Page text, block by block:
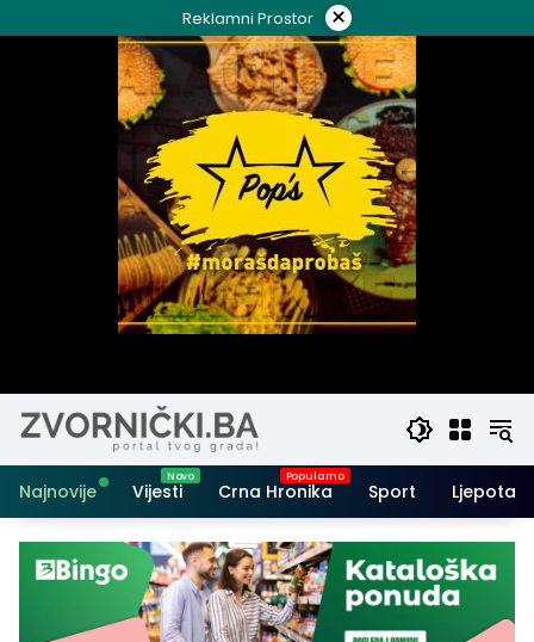
to
Reklamni Prostor ×
Najnovije Vijesti Crna Hronika Sport Ljepota i